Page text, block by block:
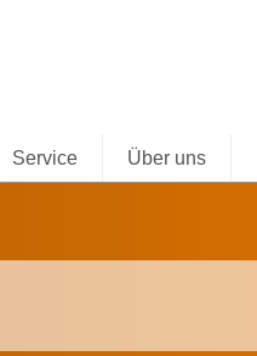
Service Über uns